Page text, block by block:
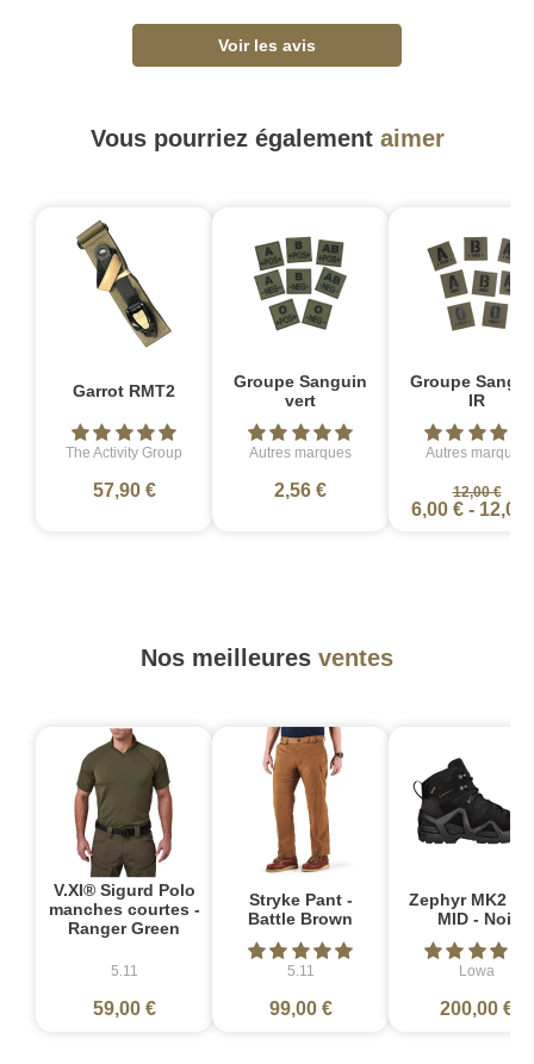
Voir les avis
Vous pourriez également aimer
Garrot RMT2
The Activity Group
57,90 €
Groupe Sanguin
vert
Autres marques
2,56 €
Groupe
IR
Autres marques
12,00 €
6,00 € - 12,00
Nos meilleures ventes
V.XI® Sigurd Polo
manches courtes -
Ranger Green
5.11
59,00 €
Stryke Pant -
Battle Brown
5.11
99,00 €
Zephyr MK2
MID - Noir
Lowa
200,00 €